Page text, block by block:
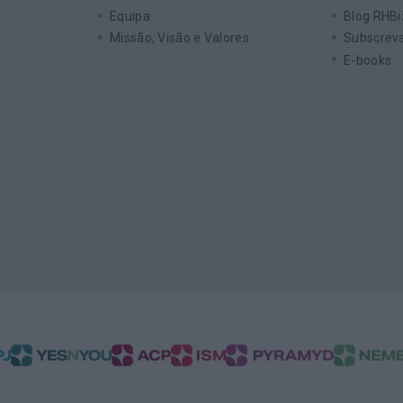
Equipa
Missão, Visão e Valores
Blog
E-books